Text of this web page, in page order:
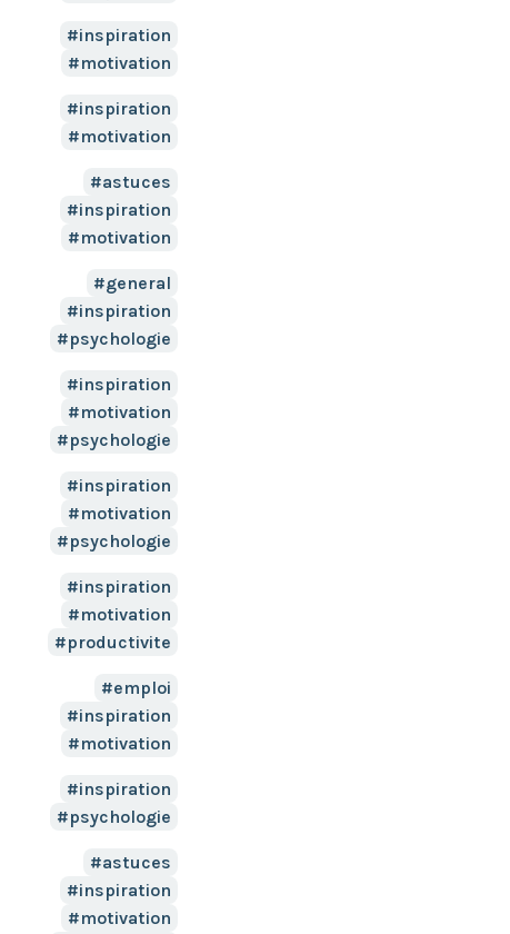
inspiration
motivation
inspiration
motivation
astuces
inspiration
motivation
general
inspiration
psychologie
inspiration
motivation
psychologie
inspiration
motivation
psychologie
inspiration
motivation
productivite
emploi
inspiration
motivation
inspiration
psychologie
astuces
inspiration
motivation